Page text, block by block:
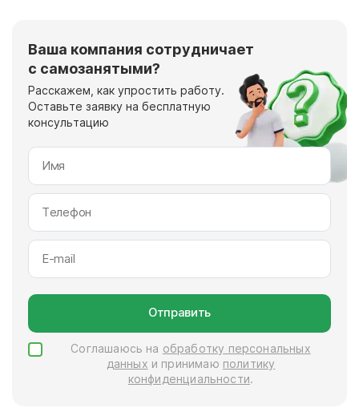
Ваша компания сотрудничает
с самозанятыми?
Расскажем, как упростить работу.
Оставьте заявку на бесплатную
консультацию
Отправить
Соглашаюсь на обработку персональных
данных и принимаю политику
конфиденциальности.